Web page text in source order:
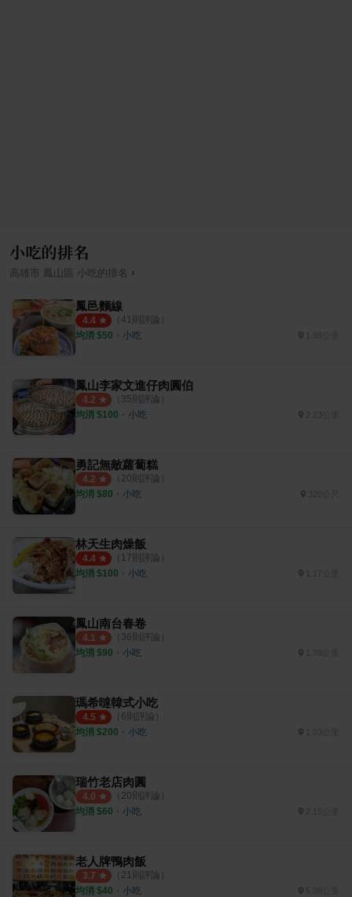
小吃的排名
高雄市 鳳山區 小吃 的排名 ›
鳳邑麵線
4.4 （ 41 則評論）
均消 $50 ・ 小吃
鳳山李家文進仔肉圓伯
4.2 （ 35則評論）
均消 $100 ・ 小吃
勇記無敵蘿蔔糕
4.2 （ 20則評論）
均消 $80 ・ 小吃
林天生肉燥飯
4.4 （ 17則評論）
均消 $100 ・ 小吃
鳳山南台春卷
4.1 （ 36則評論）
均消 $90 ・ 小吃
瑪希噠韓式小吃
4.5 （ 6則評論）
均消 $200 ・ 小吃
瑞竹老店肉圓
4.0 （ 20則評論）
均消 $60 ・ 小吃 2.15公里
老人牌鴨肉飯
3.7 （ 21 則評論）
均消 $40 ・ 小吃 5.08公里